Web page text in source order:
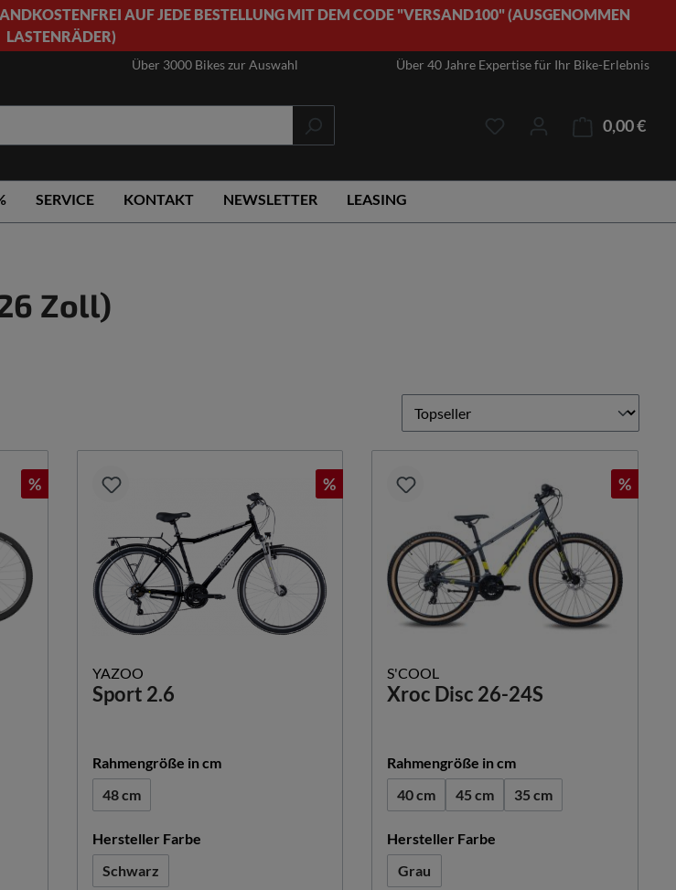
AUF JEDE BESTELLUNG MIT DEM CODE "VERSAND100" (AUSGENOMMEN
LASTENRÄDER)
Über 3000 Bikes zur Auswahl Über 40 Jahre Expertise für Ihr Bike-Erlebnis
0,00 €
SERVICE KONTAKT NEWSLETTER LEASING
Zoll)
% %
YAZOO
Sport 2.6
Rahmengröße in cmauswählen
48 cm
Hersteller Farbeauswählen
Schwarz
%
S'COOL
Xroc Disc 26-24S
Rahmengröße in cmauswählen
40 cm
45 cm 35 cm
Hersteller Farbe
Grau